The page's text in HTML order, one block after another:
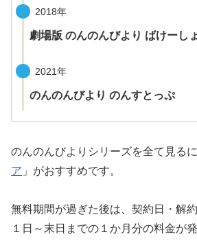
2018年
劇場版 のんのんびより ばけーし
2021年
のんのんびより のんすとっぷ
のんのんびよりシリーズを全て見るに
ア 」がおすすめです。
無料期間が過ぎた後は、契約日・解
１日～末日までの１か月分の料金が発